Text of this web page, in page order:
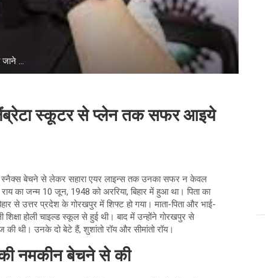
...
स्कूटर से प्लेन तक सफर आइये
स्नैक्स बेचने से लेकर सहारा एयर लाइन्स तक उनका सफर न केवल
का जन्म 10 जून, 1948 को अररिया, बिहार में हुआ था। पिता का
से उत्तर प्रदेश के गोरखपुर में शिफ्ट हो गया। माता-पिता और भाई-
होली चाइल्ड स्कूल से हुई थी। बाद में उन्होंने गोरखपुर से
की थी। उनके दो बेटे हैं, शुशांतो रॉय और सीमांतो रॉय।
नमकीन बेचने से की